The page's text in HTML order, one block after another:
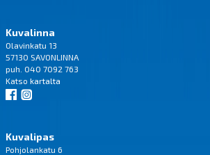
Kuvalinna
Olavinkatu 13
57130 SAVONLINNA
puh. 040 7092 763
Katso kartalta
Kuvalipas
Pohjolankatu 6